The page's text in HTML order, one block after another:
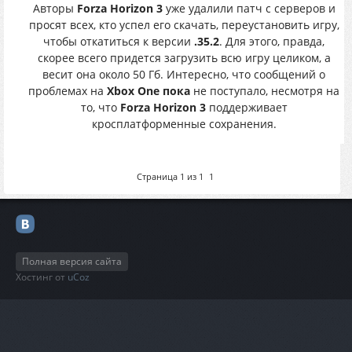
Авторы Forza Horizon 3уже удалили патч с серверов и
просят всех, кто успел его скачать, переустановить игру,
чтобы откатиться к версии .35.2. Для этого, правда,
скорее всего придется загрузить всю игру целиком, а
весит она около 50 Гб. Интересно, что сообщений о
проблемах на Xbox One пока не поступало, несмотря на
то, что Forza Horizon 3поддерживает
кросплатформенные сохранения.
Страница 1 из 1 1
Полная версия сайта
Хостинг от uCoz